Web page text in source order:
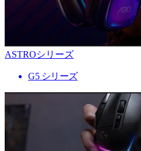
ASTROシリーズ
G5 シリーズ